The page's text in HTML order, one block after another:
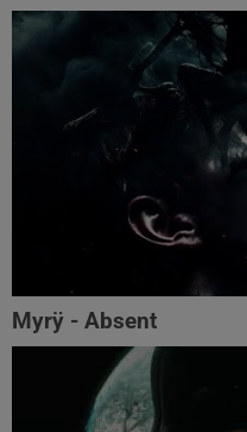
Myrÿ - Absent